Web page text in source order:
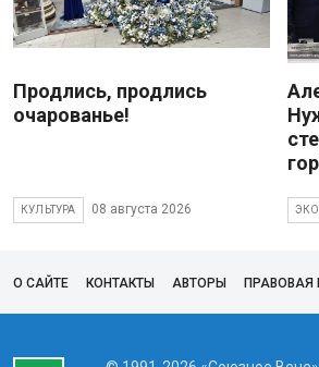
Продлись, продлись
очарованье!
КУЛЬТУРА 08 августа 2026
О САЙТЕ КОНТАКТЫ АВТОРЫ